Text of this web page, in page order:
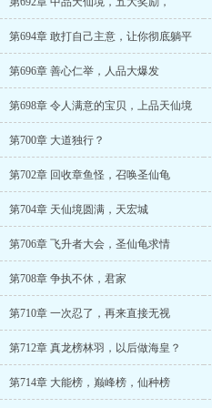
第694章 敢打自己主意，让你彻底躺平
第696章 善心仁举，人品大爆发
第698章 令人满意的宝贝，上品天仙境
第700章 大道独行？
第702章 回收章鱼怪，召唤圣仙龟
第704章 天仙境圆满，天宏城
第706章 飞升者大会，圣仙龟求情
第708章 争执不休，君家
第710章 一次忍了，再来直接无视
第712章 真龙榜林羽，以后做海皇？
第714章 大能榜，巅峰榜，仙种榜